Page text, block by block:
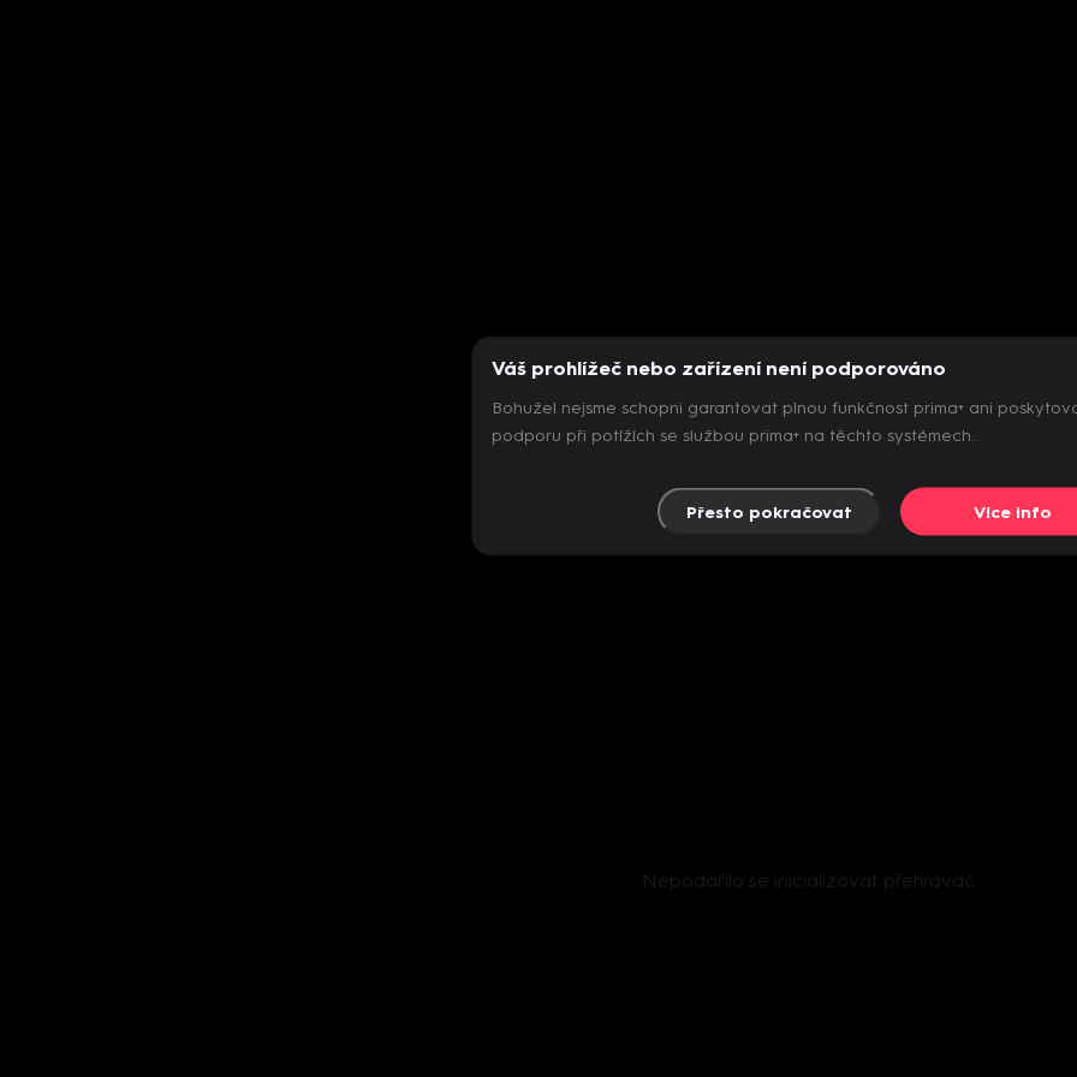
Nepodařilo se inicializovat přehrávač
Váš prohlížeč nebo zařízení není podporováno
Bohužel nejsme schopni garantovat plnou funkčnost prima+ ani
podporu při potížích se službou prima+ na těchto systémech.
Přesto pokračovat Více info